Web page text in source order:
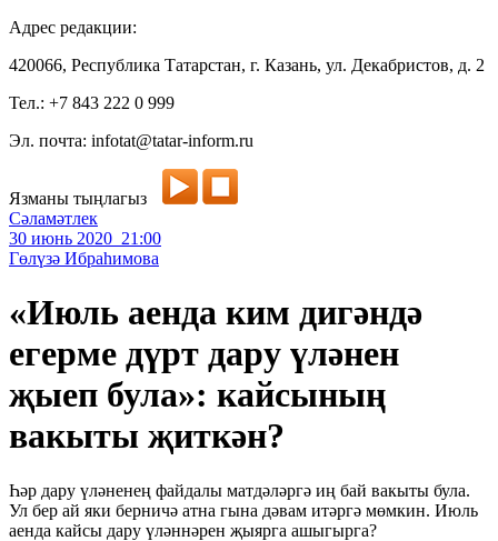
Адрес редакции:
420066, Республика Татарстан, г. Казань, ул. Декабристов, д. 2
Тел.: +7 843 222 0 999
Эл. почта: infotat@tatar-inform.ru
Язманы тыңлагыз
Сәламәтлек
30 июнь 2020 21:00
Гөлүзә Ибраһимова
«Июль аенда ким дигәндә
егерме дүрт дару үләнен
җыеп була»: кайсының
вакыты җиткән?
Һәр дару үләненең файдалы матдәләргә иң бай вакыты була.
Ул бер ай яки берничә атна гына дәвам итәргә мөмкин. Июль
аенда кайсы дару үләннәрен җыярга ашыгырга?